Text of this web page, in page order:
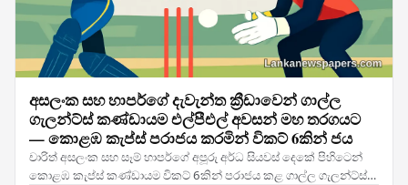
අසලංක සහ හාපර්ගේ දැවැන්ත ක්‍රීඩාවෙන් ගාල්ල
ගැලන්ට්ස් කණ්ඩායම එල්පීඑල් අවසන් මහ තරගයට
— කොළඹ කැප්ස් පරාජය කරමින් විකට් 6කින් ජය
චාරිත් අසලංක සහ සෑම් හාපර්ගේ අපූරු අර්ධ සියවස් දෙකේ පිහිටෙන්
කොළඹ කැප්ස් කණ්ඩායම විකට් 6කින් පරාජය කළ ගාල්ල ගැලන්ට්ස්